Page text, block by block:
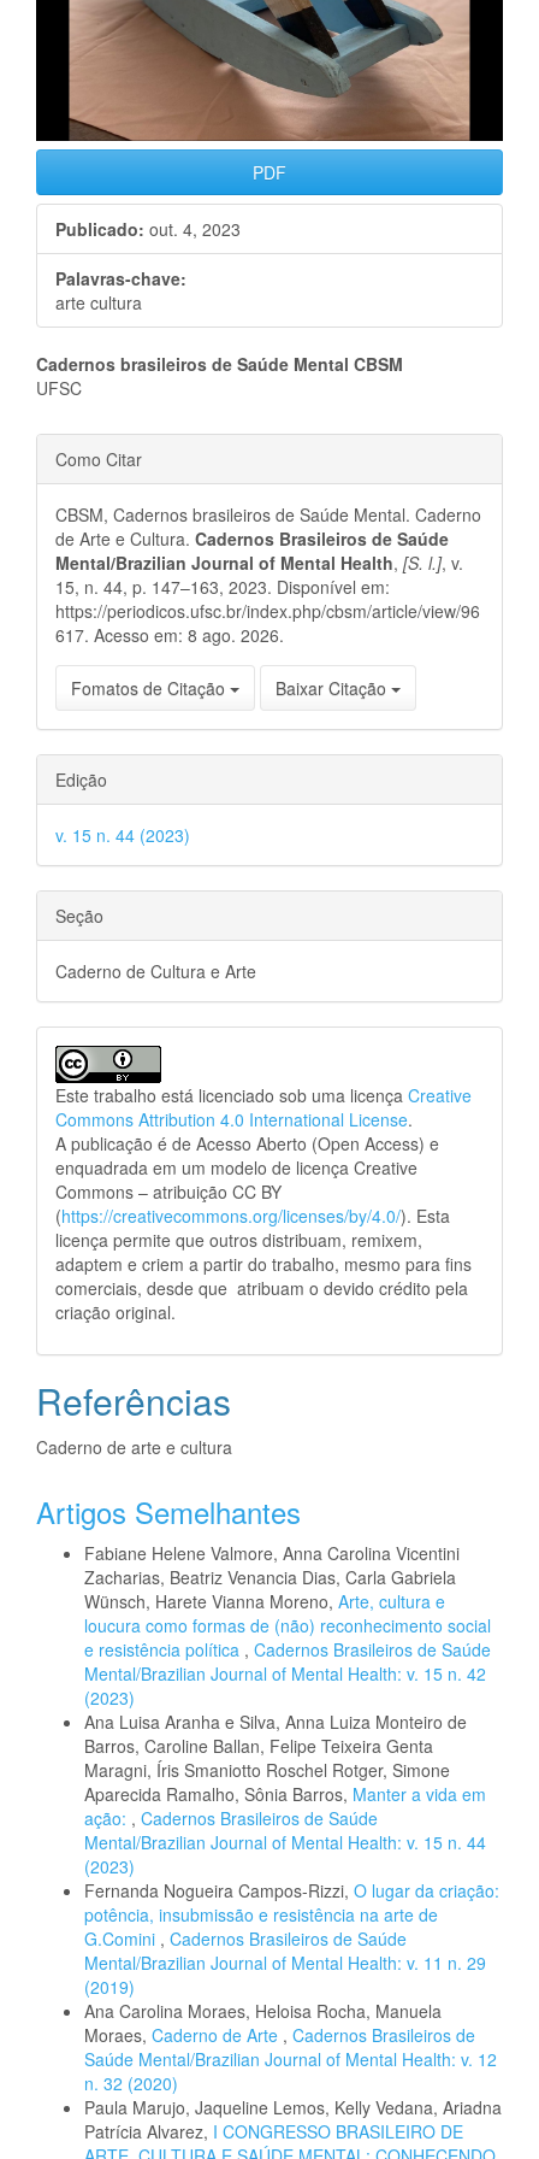
PDF
Publicado: out. 4, 2023
Palavras-chave:
arte cultura
Conteúdo
artigo
principal
Cadernos brasileiros de Saúde Mental CBSM
UFSC
Detalhes
do
artigo
Como Citar
CBSM, Cadernos brasileiros de Saúde Mental. Caderno
de Arte e Cultura. Cadernos Brasileiros de Saúde
Mental/Brazilian Journal of Mental Health, [S. l.], v.
15, n. 44, p. 147–163, 2023. Disponível em:
https://periodicos.ufsc.br/index.php/cbsm/article/view/96
617. Acesso em: 8 ago. 2026.
Fomatos de Citação Baixar Citação
Edição
v. 15 n. 44 (2023)
Seção
Caderno de Cultura e Arte
Este trabalho está licenciado sob uma licença Creative
Commons Attribution 4.0 International License.
A publicação é de Acesso Aberto (Open Access) e
enquadrada em um modelo de licença Creative
Commons – atribuição CC BY
(https://creativecommons.org/licenses/by/4.0/). Esta
licença permite que outros distribuam, remixem,
adaptem e criem a partir do trabalho, mesmo para fins
comerciais, desde que atribuam o devido crédito pela
criação original.
Referências
Caderno de arte e cultura
Artigos Semelhantes
Fabiane Helene Valmore, Anna Carolina Vicentini
Zacharias, Beatriz Venancia Dias, Carla Gabriela
Wünsch, Harete Vianna Moreno, Arte, cultura e
loucura como formas de (não) reconhecimento social
e resistência política , Cadernos Brasileiros de Saúde
Mental/Brazilian Journal of Mental Health: v. 15 n. 42
(2023)
Ana Luisa Aranha e Silva, Anna Luiza Monteiro de
Barros, Caroline Ballan, Felipe Teixeira Genta
Maragni, Íris Smaniotto Roschel Rotger, Simone
Aparecida Ramalho, Sônia Barros, Manter a vida em
ação: , Cadernos Brasileiros de Saúde
Mental/Brazilian Journal of Mental Health: v. 15 n. 44
(2023)
Fernanda Nogueira Campos-Rizzi, O lugar da criação:
potência, insubmissão e resistência na arte de
G.Comini , Cadernos Brasileiros de Saúde
Mental/Brazilian Journal of Mental Health: v. 11 n. 29
(2019)
Ana Carolina Moraes, Heloisa Rocha, Manuela
Moraes, Caderno de Arte , Cadernos Brasileiros de
Saúde Mental/Brazilian Journal of Mental Health: v. 12
n. 32 (2020)
Paula Marujo, Jaqueline Lemos, Kelly Vedana, Ariadna
Patrícia Alvarez, I CONGRESSO BRASILEIRO DE